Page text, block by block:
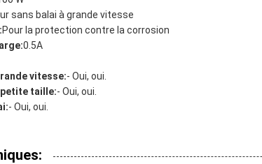
sans balai à grande vitesse
Pour la protection contre la corrosion
0.5A
vitesse:- Oui, oui.
petite taille:- Oui, oui.
- Oui, oui.